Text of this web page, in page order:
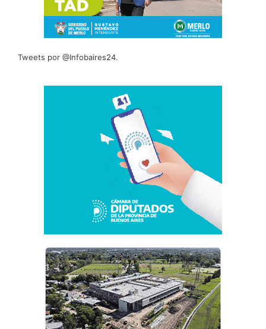
Tweets por @Infobaires24.